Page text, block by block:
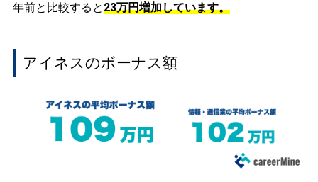
年前と比較すると23万円増加しています。
アイネスのボーナス額